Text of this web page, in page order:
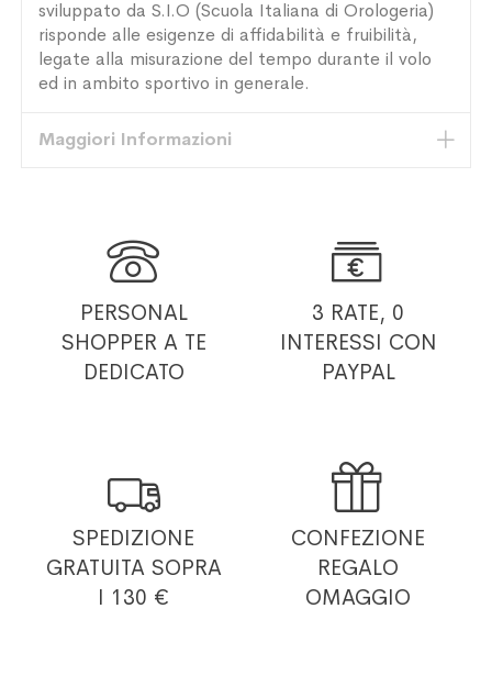
sviluppato da S.I.O (Scuola Italiana di Orologeria)
risponde alle esigenze di affidabilità e fruibilità,
legate alla misurazione del tempo durante il volo
ed in ambito sportivo in generale.
Maggiori Informazioni

PERSONAL
SHOPPER A TE
DEDICATO

3 RATE, 0
INTERESSI CON
PAYPAL

SPEDIZIONE
GRATUITA SOPRA
I 130 €

CONFEZIONE
REGALO
OMAGGIO